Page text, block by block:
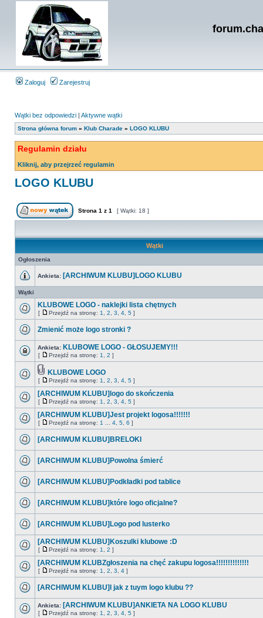
Zaloguj Zarejestruj
Wątki bez odpowiedzi | Aktywne wątki
Strona główna forum » Klub Charade » LOGO KLUBU
Regulamin działu
Kliknij, aby przejrzeć regulamin
LOGO KLUBU
Strona 1 z 1 [ Wątki: 18 ]
Wątki
Ogłoszenia
Ankieta: [ARCHIWUM KLUBU]LOGO KLUBU
Wątki
KLUBOWE LOGO - naklejki lista chętnych
[ Przejdź na stronę: 1 2 3 4 5 ]
Zmienić może logo stronki ?
Ankieta: KLUBOWE LOGO - GŁOSUJEMY!!!
[ Przejdź na stronę: 1 2 ]
KLUBOWE LOGO
[ Przejdź na stronę: 1 2 3 4 5 ]
[ARCHIWUM KLUBU]logo do skończenia
[ Przejdź na stronę: 1 2 3 4 5 ]
[ARCHIWUM KLUBU]Jest projekt logosa!!!!!!!
[ Przejdź na stronę: 1 4 5 6 ]
[ARCHIWUM KLUBU]BRELOKI
[ARCHIWUM KLUBU]Powolna śmierć
[ARCHIWUM KLUBU]Podkładki pod tablice
[ARCHIWUM KLUBU]które logo oficjalne?
[ARCHIWUM KLUBU]Logo pod lusterko
[ARCHIWUM KLUBU]Koszulki klubowe :D
[ Przejdź na stronę: 1 2 ]
[ARCHIWUM KLUBZgłoszenia na chęć zakupu logosa!!!!!!!!!!!!!!
[ Przejdź na stronę: 1 2 3 4 ]
[ARCHIWUM KLUBU]I jak z tuym logo klubu ??
Ankieta: [ARCHIWUM KLUBU]ANKIETA NA LOGO KLUBU
[ Przejdź na stronę: 1 2 3 4 5 ]